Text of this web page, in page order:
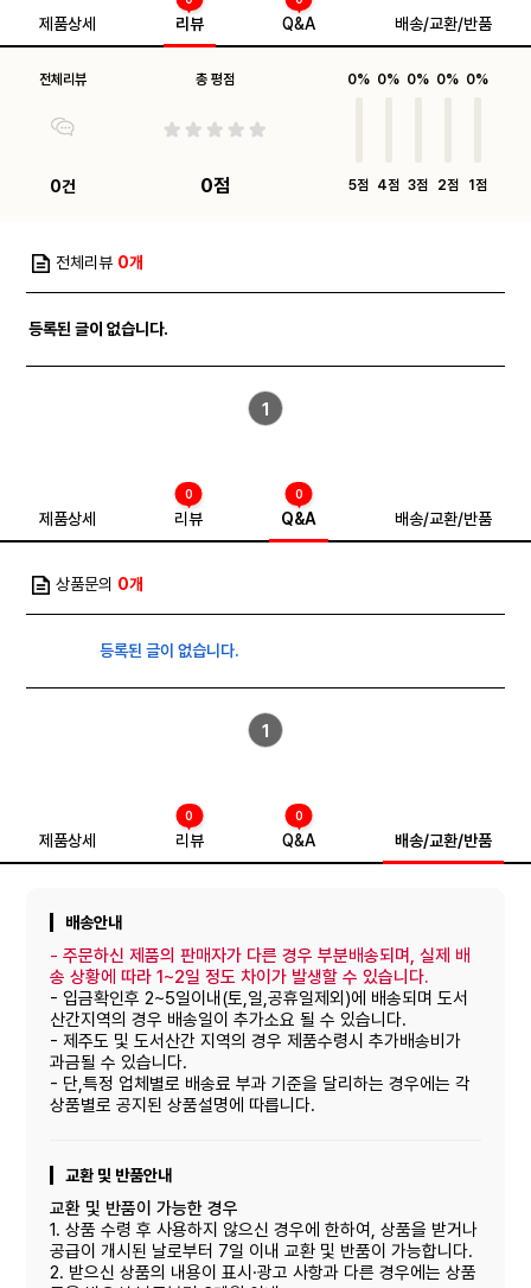
제품상세 리뷰 Q&A 배송/교환/반품
전체리뷰
0건
총 평점
0점
0%
5점
0%
4점
0%
3점
0%
2점
0%
1점
전체리뷰 0개
등록된 글이 없습니다.
1
제품상세 리뷰
0
Q&A
0
배송/교환/반품
상품문의 0개
등록된 글이 없습니다.
1
제품상세 리뷰
0
Q&A
0
배송/교환/반품
배송안내
-주문하신 제품의 판매자가 다른 경우 부분배송되며, 실제 배
송 상황에 따라 1~2일 정도 차이가 발생할 수 있습니다.
- 입금확인후 2~5일이내(토,일,공휴일제외)에 배송되며 도서
산간지역의 경우 배송일이 추가소요 될 수 있습니다.
- 제주도 및 도서산간 지역의 경우 제품수령시 추가배송비가
과금될 수 있습니다.
- 단,특정 업체별로 배송료 부과 기준을 달리하는 경우에는 각
상품별로 공지된 상품설명에 따릅니다.
교환 및 반품안내
교환 및 반품이 가능한 경우
1. 상품 수령 후 사용하지 않으신 경우에 한하여, 상품을 받거나
공급이 개시된 날로부터 7일 이내 교환 및 반품이 가능합니다.
2. 받으신 상품의 내용이 표시·광고 사항과 다른 경우에는 상품